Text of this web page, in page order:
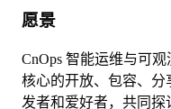
愿景
CnOps 智能运维与可
核心的开放、包容、
发者和爱好者，共同